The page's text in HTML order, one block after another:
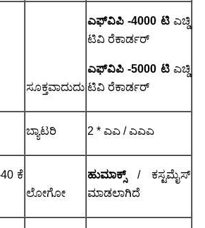
ಸೂಕ್ತವಾದುದು
ಎಫ್‌ವಿಪಿ -4000 ಟಿ ಎಚ್ಡಿ
ಟಿವಿ ರೆಕಾರ್ಡರ್
ಎಫ್‌ವಿಪಿ -5000 ಟಿ ಎಚ್ಡಿ
ಟಿವಿ ರೆಕಾರ್ಡರ್
ಬ್ಯಾಟರಿ 2 * ಎಎ / ಎಎಎ
ಕೆ
ಲೋಗೋ
ಹುಮಾಕ್ಸ್ / ಕಸ್ಟಮೈಸ್
ಮಾಡಲಾಗಿದೆ